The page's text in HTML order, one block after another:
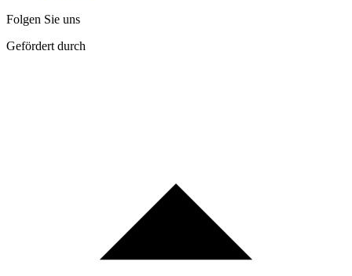
Folgen Sie uns
Gefördert durch